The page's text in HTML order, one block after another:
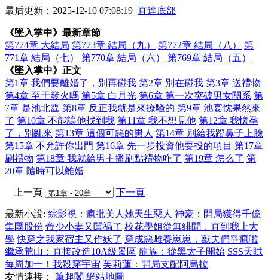
最后更新：2025-12-10 07:08:19 直達底部
《墜入掌中》最新章節
第774章 大結局 第773章 結局（九） 第772章 結局（八）
第
771章 結局（七）
第770章 結局（六）
第769章 結局（五）
《墜入掌中》正文
第1章 我們要離婚了，別再碰我 第2章 別在碰我 第3章 送禮物
第4章 至于發火嗎 第5章 白月光 第6章 第一次突破男女關系 第
7章 是池北霆 第8章 反正我就是來撩騷的 第9章 池宴忱果然來
了 第10章 不能讓他找到我 第11章 我不想見他 第12章 我懷孕
了，別亂來 第13章 這個可惡的男人 第14章 別給我蹬鼻子上臉
第15章 不允許你出門 第16章 先一步投資他要投的項目 第17章
刷禮物 第18章 我就給男主播刷點禮物咋了 第19章 怎么了 第
20章 隨時可以離婚
上一頁 下一頁
最新小說: 綜影視：瘋批美人她天生惡人 神豪：開局獲得千億
集團股份 帝少小妻又闖禍了 校花學姐從無緋聞，直到我上大
學 快穿之我家宿主又作妖了 穿成惡雌養崽崽，獸夫們爭瘋啦
繼承荒山：直接改造10A級景區 龍族：從黑太子開始 SSS天賦
每周加一！我殺穿宇宙 芙莉蓮：開局支配阿烏拉
友情連接： 筆趣閣 網站地圖